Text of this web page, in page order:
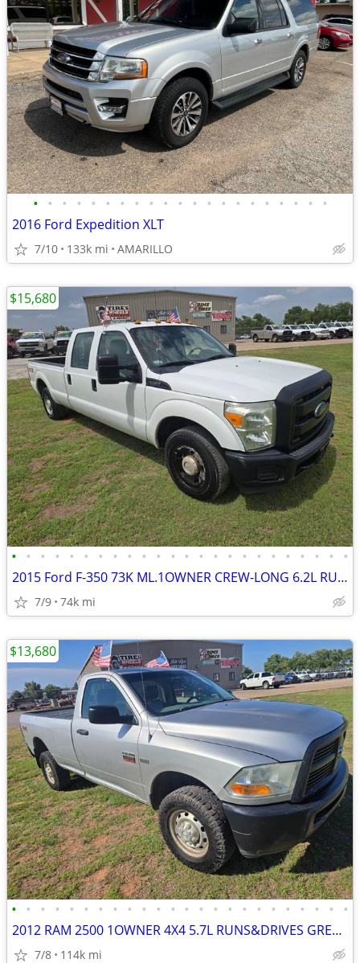
• • • • • • • • • • • • • • • • • • • • •
2016 Ford Expedition XLT
7/10 133k mi AMARILLO
• • • • • • • • • • • • • • • • • • • • • • • •
2015 Ford F-350 73K ML.1OWNER CREW-LONG 6.2L RUNS&DRIVES GREAT A/C
7/9 74k mi
$15,680
• • • • • • • • • • • • • • • • • • • • • • • •
2012 RAM 2500 1OWNER 4X4 5.7L RUNS&DRIVES GREAT 8FT-BED AC
7/8 114k mi
$13,680